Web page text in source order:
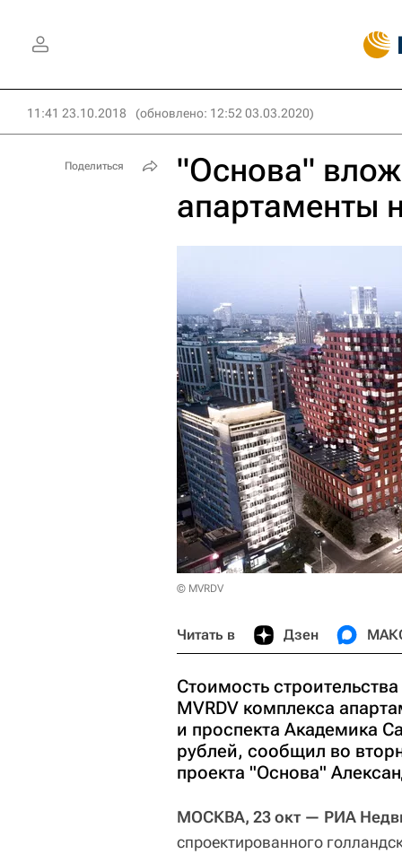
11:41 23.10.2018 (обновлено: 12:52 03.03.2020)
"Основа"
апартаменты
© MVRDV
Читать в Дзен
Стоимость
MVRDV комплекса
и проспекта Академика
рублей, сообщил во
проекта "Основа"
МОСКВА, 23 окт — РИА
спроектированного
Поделиться